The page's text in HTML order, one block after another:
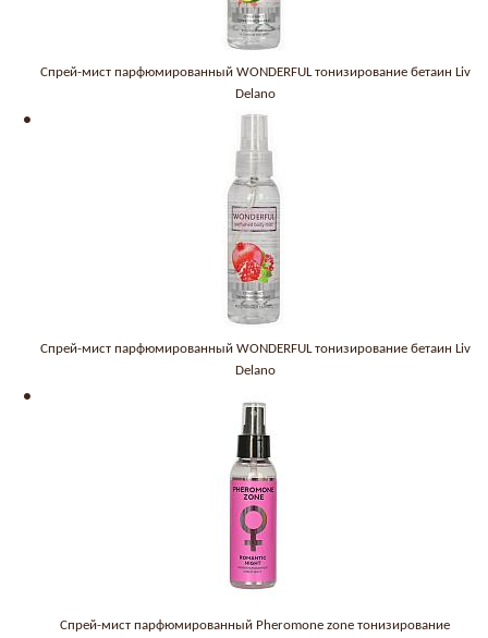
Спрей-мист парфюмированный WONDERFUL тонизирование бетаин Liv
Delano
Спрей-мист парфюмированный WONDERFUL тонизирование бетаин Liv
Delano
Спрей-мист парфюмированный Pheromone zone тонизирование